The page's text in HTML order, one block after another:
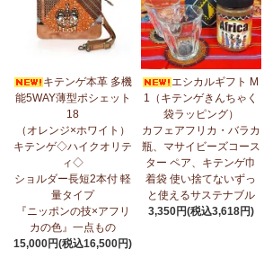
4/15：【新登場】ティアードフレアパンツ新
アードパンツが、さらに進化してバージョ
【2026新茶 予約開始】アフリカンプ
ンザニア紅茶～無農薬手摘み茶葉～
4/13：
【2026新豆入荷】タンザニア産カシ
＜うす塩＞～こだわりの大粒 香り高くコク
3/27：キテンゲ◇ハイクオリティ◇2026新柄
～アフリカンプリント生地～
3/27： サーカスパンツ
仕立てた新作登場！『ニッポンの技×アフリ
キテンゲ本革 多機
能5WAY薄型ポシェット
18
（オレンジ×ホワイト）
キテンゲ◇ハイクオリテ
ィ◇
ショルダー長短2本付 軽
量タイプ
『ニッポンの技×アフリ
カの色』一点もの
15,000円(税込16,500円)
エシカルギフト M
1（キテンゲきんちゃく
袋ラッピング）
カフェアフリカ・バラカ
瓶、マサイビーズコース
ター ペア、キテンゲ巾
着袋 使い捨てないずっ
と使えるサステナブル
3,350円(税込3,618円)